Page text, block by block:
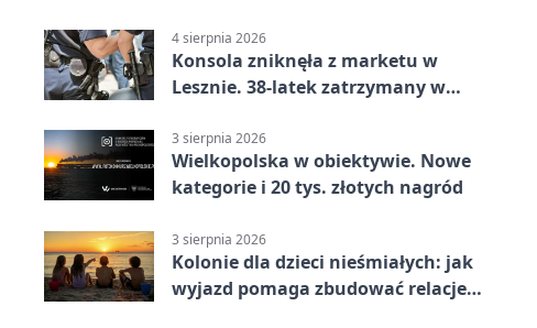
4 sierpnia 2026
Konsola zniknęła z marketu w
Lesznie. 38-latek zatrzymany w
3 sierpnia 2026
Wielkopolska w obiektywie. Nowe
kategorie i 20 tys. złotych nagród
3 sierpnia 2026
Kolonie dla dzieci nieśmiałych: jak
wyjazd pomaga zbudować relacje z